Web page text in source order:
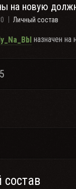
на новую
Личный состав
назначен